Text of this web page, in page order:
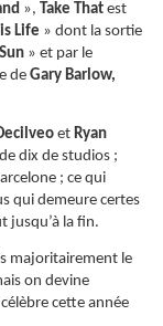
», Take That est
Life » dont la sortie
» et par le
de Gary Barlow,
et Ryan
dix de studios ;
; ce qui
qui demeure certes
jusqu’à la fin.
majoritairement le
on devine
cette année